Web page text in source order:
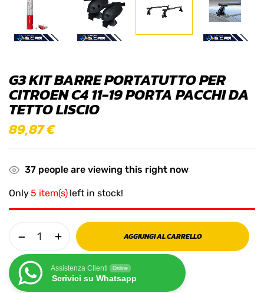
G3 KIT BARRE PORTATUTTO PER
CITROEN C4 11-19 PORTA PACCHI DA
TETTO LISCIO
89,87€
37 people are viewing this right now
Only5 item(s) left in stock!
AGGIUNGI AL CARRELLO
Assistenza Clienti Online
Scrivici su Whatsapp